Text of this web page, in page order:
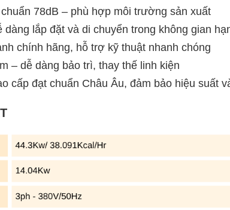
78dB – phù hợp môi trường sản xuất
dàng lắp đặt và di chuyển trong không gian
chính hãng, hỗ trợ kỹ thuật nhanh chóng
– dễ dàng bảo trì, thay thế linh kiện
cấp đạt chuẩn Châu Âu, đảm bảo hiệu suất